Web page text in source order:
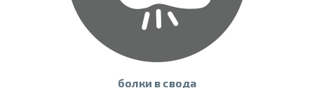
болки в свода